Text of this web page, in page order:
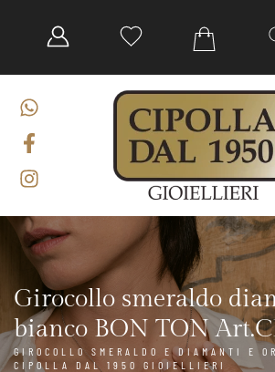
Girocollo smeraldo
bianco BON TON
GIROCOLLO SMERALDO E DIAMANTI E
CIPOLLA DAL 1950 GIOIELLIERI